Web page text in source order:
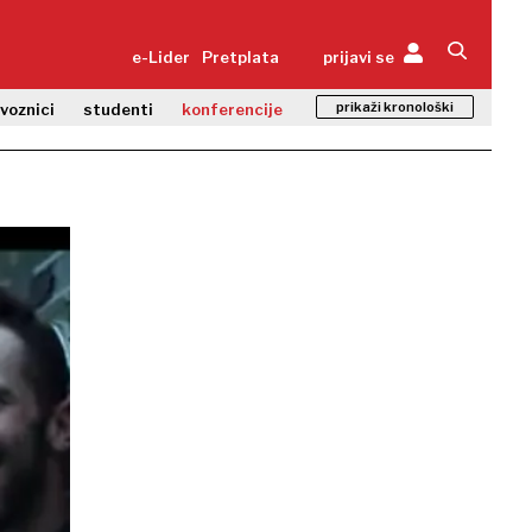
e-Lider Pretplata prijavi se
studenti konferencije prikaži kronološki